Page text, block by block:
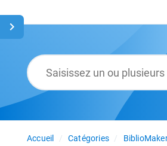
Glossaire
Français
Accueil
Catégories